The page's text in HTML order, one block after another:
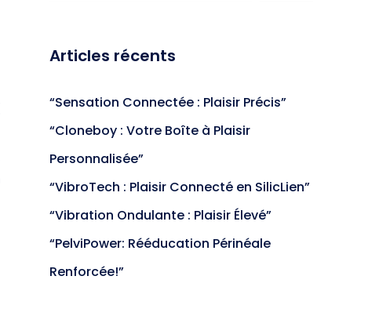
Articles récents
“Sensation Connectée : Plaisir Précis”
“Cloneboy : Votre Boîte à Plaisir
Personnalisée”
“VibroTech : Plaisir Connecté en SilicLien”
“Vibration Ondulante : Plaisir Élevé”
“PelviPower: Rééducation Périnéale
Renforcée!”